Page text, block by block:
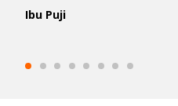
Ibu Puji